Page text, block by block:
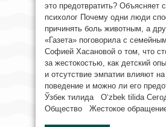
это предотвратить? Объясняет
психолог Почему одни люди
причинять боль животным, а
«Газета» поговорила с
Софией Хасановой о том, что
за жестокостью, как детский
и отсутствие эмпатии влияют на
поведение и можно ли его
Ўзбек тилида O‘zbek tilida
Общество Жестокое